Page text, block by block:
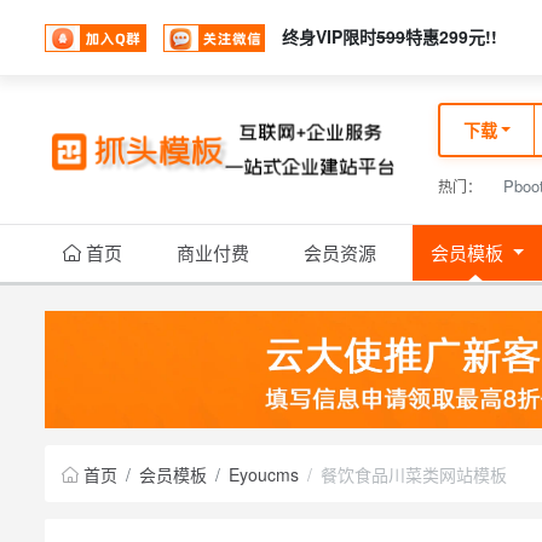
终身VIP限时599特惠299元!!
下载
热门：
首页 商业付费 会员资源 会员模板
首页 会员模板 Eyoucms 餐饮食品川菜类网站模板